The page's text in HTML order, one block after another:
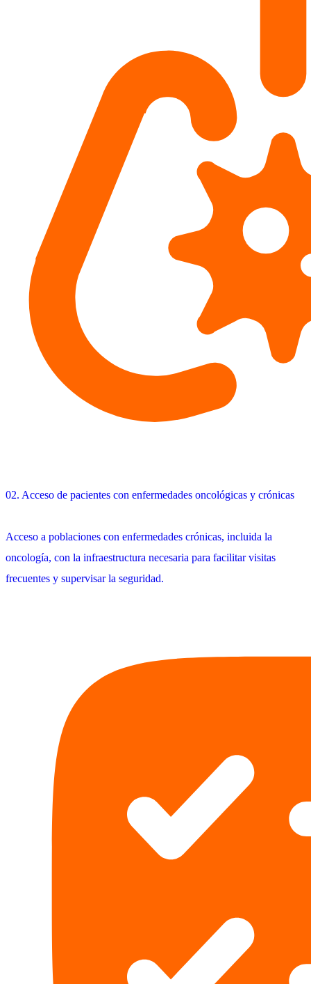
02. Acceso de pacientes con enfermedades oncológicas y crónicas
Acceso a poblaciones con enfermedades crónicas, incluida la
oncología, con la infraestructura necesaria para facilitar visitas
frecuentes y supervisar la seguridad.